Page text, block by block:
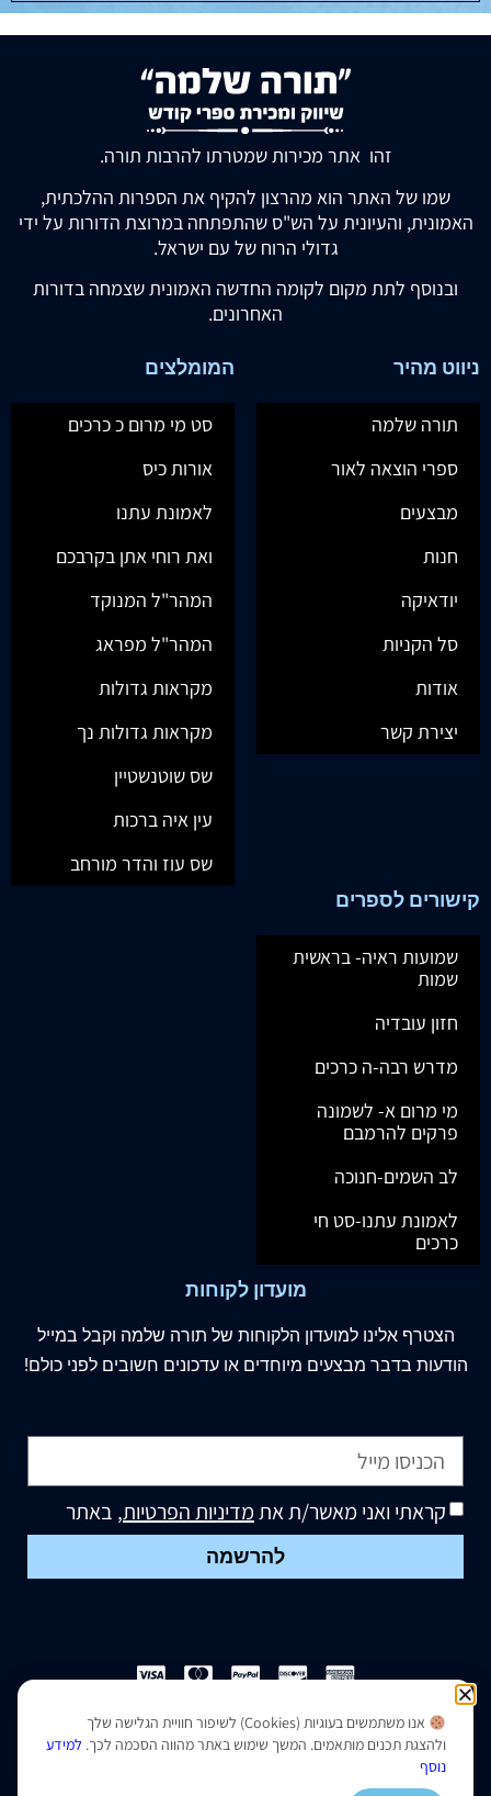
זהו אתר מכירות שמטרתו להרבות תורה.
שמו של האתר הוא מהרצון להקיף את הספרות ההלכתית,
האמונית, והעיונית על הש"ס שהתפתחה במרוצת הדורות על ידי
גדולי הרוח של עם ישראל.
ובנוסף לתת מקום לקומה החדשה האמונית שצמחה בדורות
האחרונים.
ניווט מהיר
תורה שלמה
ספרי הוצאה לאור
מבצעים
חנות
יודאיקה
סל הקניות
אודות
יצירת קשר
המומלצים
סט מי מרום כ כרכים
אורות כיס
לאמונת עתנו
ואת רוחי אתן בקרבכם
המהר"ל המנוקד
המהר"ל מפראג
מקראות גדולות
מקראות גדולות נך
שס שוטנשטיין
עין איה ברכות
שס עוז והדר מורחב
קישורים לספרים
שמועות ראיה- בראשית
שמות
חזון עובדיה
מדרש רבה-ה כרכים
מי מרום א- לשמונה
פרקים להרמבם
לב השמים-חנוכה
לאמונת עתנו-סט חי
כרכים
מועדון לקוחות
הצטרף אלינו למועדון הלקוחות של תורה שלמה וקבל במייל
הודעות בדבר מבצעים מיוחדים או עדכונים חשובים לפני כולם!
קראתי ואני מאשר/ת אתמדיניות הפרטיות, באתר
להרשמה
הצהרת נגישות|מדיניות פרטיות
אנו משתמשים בעוגיות (Cookies) לשיפור חוויית הגלישה שלך
ולהצגת תכנים מותאמים. המשך שימוש באתר מהווה הסכמה לכך. למידע
נוסף